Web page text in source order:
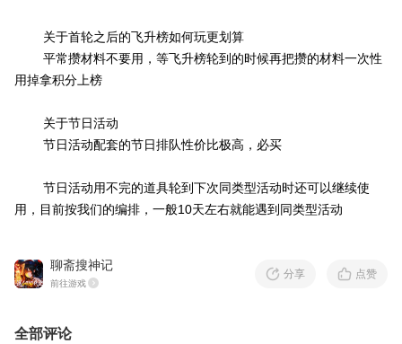
关于首轮之后的飞升榜如何玩更划算
平常攒材料不要用，等飞升榜轮到的时候再把攒的材料一次性
用掉拿积分上榜
关于节日活动
节日活动配套的节日排队性价比极高，必买
节日活动用不完的道具轮到下次同类型活动时还可以继续使
用，目前按我们的编排，一般10天左右就能遇到同类型活动
聊斋搜神记
前往游戏
分享 点赞
全部评论